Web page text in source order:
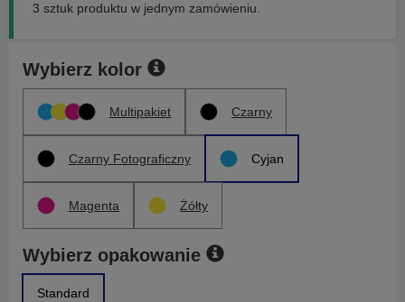
3 sztuk produktu w jednym zamówieniu.
Wybierz kolor
Multipakiet Czarny
Czarny Fotograficzny Cyjan
Magenta Żółty
Wybierz opakowanie
Standard